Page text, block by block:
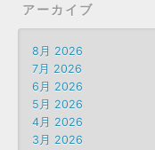
アーカイブ
8月 2026
7月 2026
6月 2026
5月 2026
4月 2026
3月 2026